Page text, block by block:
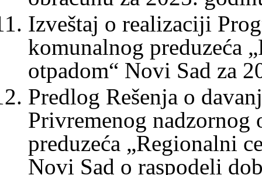
Izveštaj o realizaciji
komunalnog preduzeća
otpadom“ Novi Sad za
Predlog Rešenja o
Privremenog nadzornog
preduzeća „Regionalni
Novi Sad o raspodeli